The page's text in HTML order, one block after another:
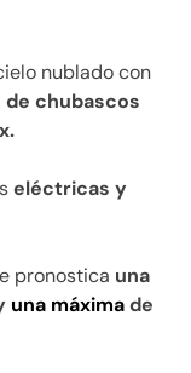
nublado con
de chubascos
eléctricas y
pronostica una
una máximade